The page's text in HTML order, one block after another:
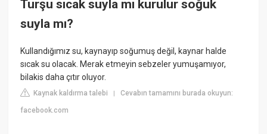
Turşu sıcak suyla mı kurulur soğuk
suyla mı?
Kullandığımız su, kaynayıp soğumuş değil, kaynar halde
sıcak su olacak. Merak etmeyin sebzeler yumuşamıyor,
bilakis daha çıtır oluyor.
Kaynak kaldırma talebi |Cevabın tamamını burada okuyun:
facebook.com